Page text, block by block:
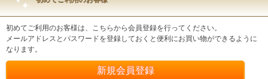
初めてご利用のお客様は、こちらから会員登録を行ってください。
メールアドレスとパスワードを登録しておくと便利にお買い物ができるように
なります。